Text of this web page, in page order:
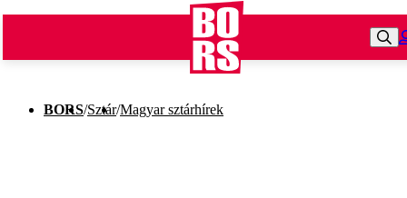
BORS/Sztár/Magyar sztárhírek